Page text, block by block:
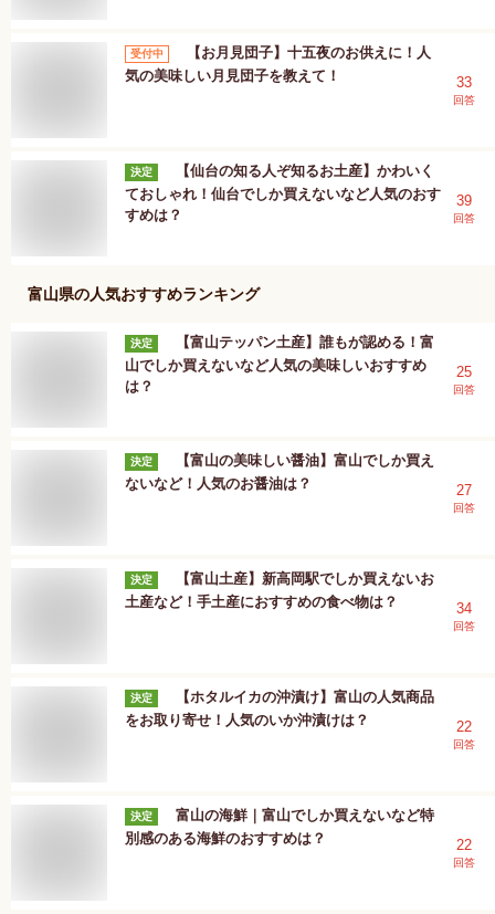
受付中
【お月見団子】十五夜のお供えに！人
気の美味しい月見団子を教えて！
33
回答
決定
【仙台の知る人ぞ知るお土産】かわいく
ておしゃれ！仙台でしか買えないなど人気のおす
すめは？
39
回答
富山県の人気おすすめランキング
決定
【富山テッパン土産】誰もが認める！富
山でしか買えないなど人気の美味しいおすすめ
は？
25
回答
決定
【富山の美味しい醤油】富山でしか買え
ないなど！人気のお醤油は？
27
回答
決定
【富山土産】新高岡駅でしか買えないお
土産など！手土産におすすめの食べ物は？
34
回答
決定
【ホタルイカの沖漬け】富山の人気商品
をお取り寄せ！人気のいか沖漬けは？
22
回答
決定
富山の海鮮｜富山でしか買えないなど特
別感のある海鮮のおすすめは？
22
回答